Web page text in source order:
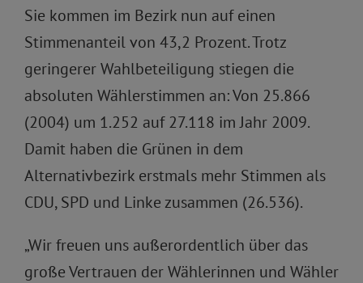
Sie kommen im Bezirk nun auf einen
Stimmenanteil von 43,2 Prozent. Trotz
geringerer Wahlbeteiligung stiegen die
absoluten Wählerstimmen an: Von 25.866
(2004) um 1.252 auf 27.118 im Jahr 2009.
Damit haben die Grünen in dem
Alternativbezirk erstmals mehr Stimmen als
CDU, SPD und Linke zusammen (26.536).
„Wir freuen uns außerordentlich über das
große Vertrauen der Wählerinnen und Wähler